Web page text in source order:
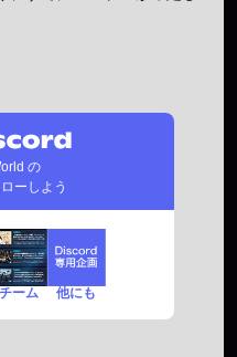
の
ーしよう
チーム 他にも